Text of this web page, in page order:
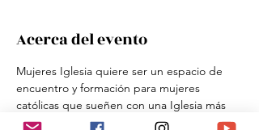
Acerca del evento
Mujeres Iglesia quiere ser un espacio de
encuentro y formación para mujeres
católicas que sueñen con una Iglesia más
fiel a Jesucristo.